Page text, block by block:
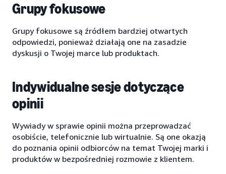
Grupy fokusowe
Grupy fokusowe są źródłem bardziej otwartych
odpowiedzi, ponieważ działają one na zasadzie
dyskusji o Twojej marce lub produktach.
Indywidualne sesje dotyczące
opinii
Wywiady w sprawie opinii można przeprowadzać
osobiście, telefonicznie lub wirtualnie. Są one okazją
do poznania opinii odbiorców na temat Twojej marki i
produktów w bezpośredniej rozmowie z klientem.